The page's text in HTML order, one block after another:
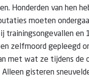
Honderden van hen
moeten
trainingsongevallen en
zelfmoord gepleegd
met wat ze tijdens de
gisteren